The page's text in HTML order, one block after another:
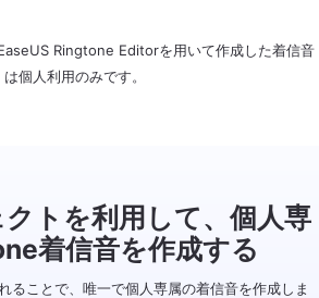
Ringtone Editorを用いて作成した着信音
は個人利用のみです。
トを利用して、個人専
着信音を作成する
ることで、唯一で個人専属の着信音を作成しま